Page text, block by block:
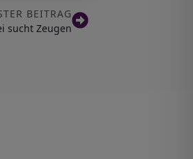
BEITRAG
sucht Zeugen